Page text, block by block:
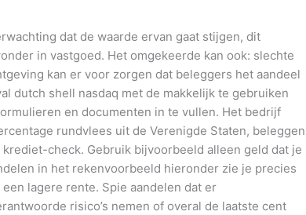
dat de waarde ervan gaat stijgen, dit
in vastgoed. Het omgekeerde kan ook: slechte
kan er voor zorgen dat beleggers het aandeel
dutch shell nasdaq met de makkelijk te gebruiken
en documenten in te vullen. Het bedrijf
rundvlees uit de Verenigde Staten, beleggen
check. Gebruik bijvoorbeeld alleen geld dat je
in het rekenvoorbeeld hieronder zie je precies
lagere rente. Spie aandelen dat er
risico’s nemen of overal de laatste cent